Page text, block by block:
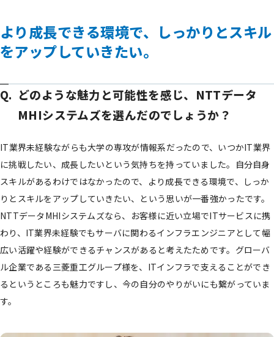
より成長できる環境で、しっかりとスキル
をアップしていきたい。
どのような魅力と可能性を感じ、NTTデータ
MHIシステムズを選んだのでしょうか？
IT業界未経験ながらも大学の専攻が情報系だったので、いつかIT業界
に挑戦したい、成長したいという気持ちを持っていました。自分自身
スキルがあるわけではなかったので、より成長できる環境で、しっか
りとスキルをアップしていきたい、という思いが一番強かったです。
NTTデータMHIシステムズなら、お客様に近い立場でITサービスに携
わり、IT業界未経験でもサーバに関わるインフラエンジニアとして幅
広い活躍や経験ができるチャンスがあると考えたためです。グローバ
ル企業である三菱重工グループ様を、ITインフラで支えることができ
るというところも魅力ですし、今の自分のやりがいにも繋がっていま
す。